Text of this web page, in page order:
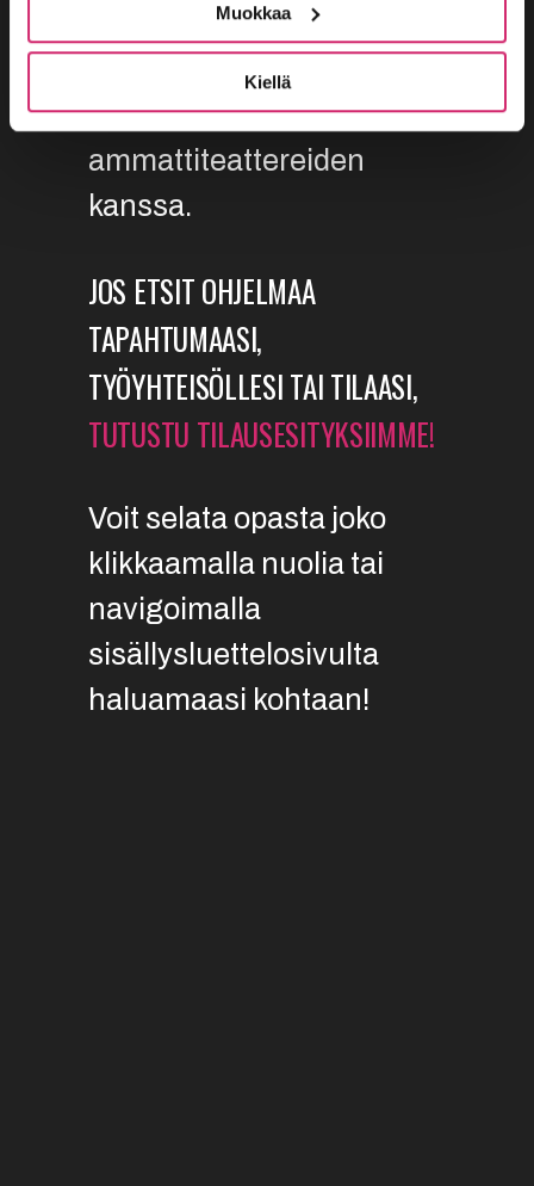
Muokkaa
Kiellä
joita olemme kohdanneet
toimiessamme yhdessä
toisten
ammattiteattereiden
kanssa.
JOS ETSIT OHJELMAA
TAPAHTUMAASI,
TYÖYHTEISÖLLESI TAI TILAASI,
TUTUSTU TILAUSESITYKSIIMME!
Voit selata opasta joko
klikkaamalla nuolia tai
navigoimalla
sisällysluettelosivulta
haluamaasi kohtaan!